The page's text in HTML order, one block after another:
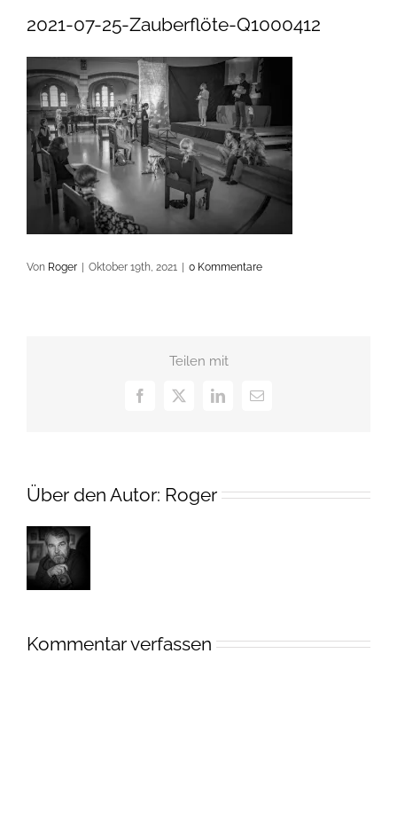
2021-07-25-Zauberflöte-Q1000412
Von Roger Oktober 19th, 2021 0 Kommentare
Teilen mit
Facebook
X LinkedIn
E-
Über den Autor: Roger
Kommentar verfassen